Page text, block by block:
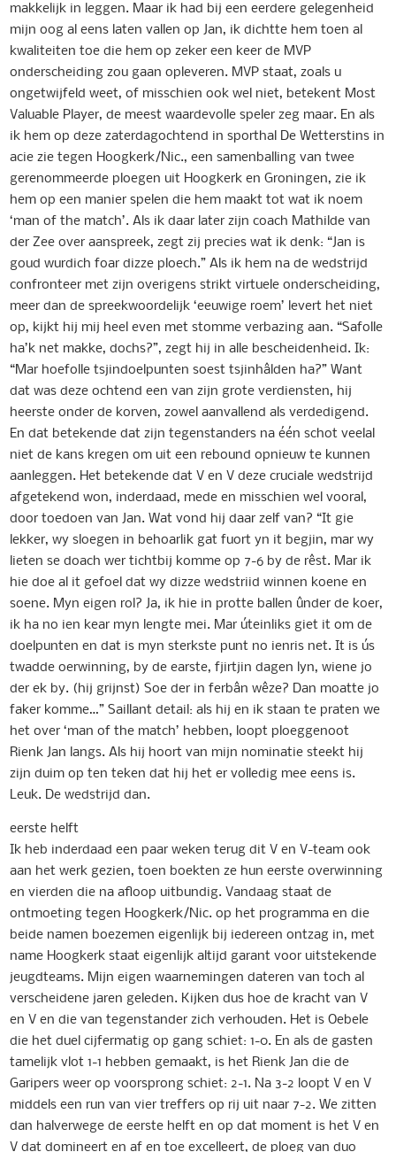
makkelijk in leggen. Maar ik had bij een eerdere gelegenheid
mijn oog al eens laten vallen op Jan, ik dichtte hem toen al
kwaliteiten toe die hem op zeker een keer de MVP
onderscheiding zou gaan opleveren. MVP staat, zoals u
ongetwijfeld weet, of misschien ook wel niet, betekent Most
Valuable Player, de meest waardevolle speler zeg maar. En als
ik hem op deze zaterdagochtend in sporthal De Wetterstins in
acie zie tegen Hoogkerk/Nic., een samenballing van twee
gerenommeerde ploegen uit Hoogkerk en Groningen, zie ik
hem op een manier spelen die hem maakt tot wat ik noem
‘man of the match’. Als ik daar later zijn coach Mathilde van
der Zee over aanspreek, zegt zij precies wat ik denk: “Jan is
goud wurdich foar dizze ploech.” Als ik hem na de wedstrijd
confronteer met zijn overigens strikt virtuele onderscheiding,
meer dan de spreekwoordelijk ‘eeuwige roem’ levert het niet
op, kijkt hij mij heel even met stomme verbazing aan. “Safolle
ha’k net makke, dochs?”, zegt hij in alle bescheidenheid. Ik:
“Mar hoefolle tsjindoelpunten soest tsjinhâlden ha?” Want
dat was deze ochtend een van zijn grote verdiensten, hij
heerste onder de korven, zowel aanvallend als verdedigend.
En dat betekende dat zijn tegenstanders na één schot veelal
niet de kans kregen om uit een rebound opnieuw te kunnen
aanleggen. Het betekende dat V en V deze cruciale wedstrijd
afgetekend won, inderdaad, mede en misschien wel vooral,
door toedoen van Jan. Wat vond hij daar zelf van? “It gie
lekker, wy sloegen in behoarlik gat fuort yn it begjin, mar wy
lieten se doach wer tichtbij komme op 7-6 by de rêst. Mar ik
hie doe al it gefoel dat wy dizze wedstriid winnen koene en
soene. Myn eigen rol? Ja, ik hie in protte ballen ûnder de koer,
ik ha no ien kear myn lengte mei. Mar úteinliks giet it om de
doelpunten en dat is myn sterkste punt no ienris net. It is ús
twadde oerwinning, by de earste, fjirtjin dagen lyn, wiene jo
der ek by. (hij grijnst) Soe der in ferbân wêze? Dan moatte jo
faker komme…” Saillant detail: als hij en ik staan te praten we
het over ‘man of the match’ hebben, loopt ploeggenoot
Rienk Jan langs. Als hij hoort van mijn nominatie steekt hij
zijn duim op ten teken dat hij het er volledig mee eens is.
Leuk. De wedstrijd dan.
eerste helft
Ik heb inderdaad een paar weken terug dit V en V-team ook
aan het werk gezien, toen boekten ze hun eerste overwinning
en vierden die na afloop uitbundig. Vandaag staat de
ontmoeting tegen Hoogkerk/Nic. op het programma en die
beide namen boezemen eigenlijk bij iedereen ontzag in, met
name Hoogkerk staat eigenlijk altijd garant voor uitstekende
jeugdteams. Mijn eigen waarnemingen dateren van toch al
verscheidene jaren geleden. Kijken dus hoe de kracht van V
en V en die van tegenstander zich verhouden. Het is Oebele
die het duel cijfermatig op gang schiet: 1-0. En als de gasten
tamelijk vlot 1-1 hebben gemaakt, is het Rienk Jan die de
Garipers weer op voorsprong schiet: 2-1. Na 3-2 loopt V en V
middels een run van vier treffers op rij uit naar 7-2. We zitten
dan halverwege de eerste helft en op dat moment is het V en
V dat domineert en af en toe excelleert, de ploeg van duo